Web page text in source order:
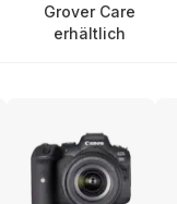
Grover Care
erhältlich